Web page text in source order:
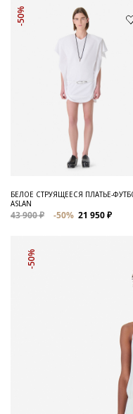
-50%
БЕЛОЕ СТРУЯЩЕЕСЯ ПЛАТЬЕ-
ASLAN
43 900 ₽ -50% 21 950 ₽
-50%